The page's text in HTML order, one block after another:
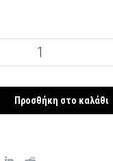
Προσθήκη στο καλάθι